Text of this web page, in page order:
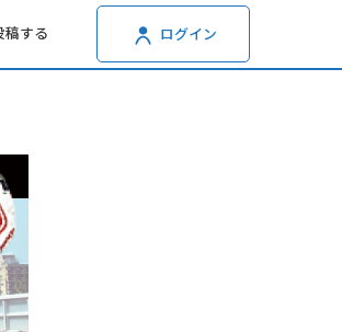
稿する ログイン